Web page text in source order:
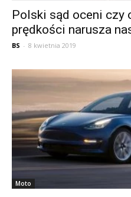
Polski sąd oceni czy
prędkości narusza
BS - 8 kwietnia 2019
Moto